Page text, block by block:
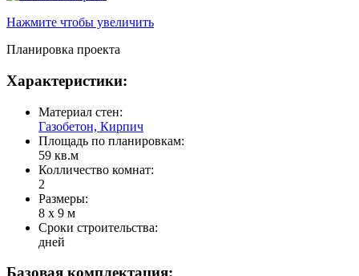
Нажмите чтобы увеличить
Планировка проекта
Характеристики:
Материал стен:
Газобетон, Кирпич
Площадь по планировкам:
59 кв.м
Колличество комнат:
2
Размеры:
8 x 9 м
Сроки строительства:
дней